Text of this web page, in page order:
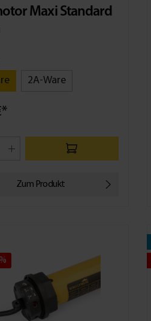
Maxi Standard
2A-Ware
Zum Produkt